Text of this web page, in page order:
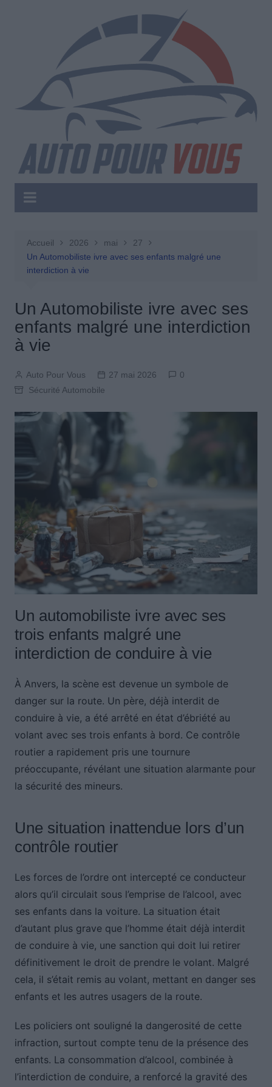
Accueil 2026 mai
27
Un Automobiliste ivre avec ses enfants malgré une
interdiction à vie
Un Automobiliste ivre avec ses
enfants malgré une interdiction
à vie
Auto Pour Vous 27 mai 2026
0
Sécurité Automobile
Un automobiliste ivre avec ses
trois enfants malgré une
interdiction de conduire à vie
À Anvers, la scène est devenue un symbole de
danger sur la route. Un père, déjà interdit de
conduire à vie, a été arrêté en état d’ébriété au
volant avec ses trois enfants à bord. Ce contrôle
routier a rapidement pris une tournure
préoccupante, révélant une situation alarmante pour
la sécurité des mineurs.
Une situation inattendue lors d’un
contrôle routier
Les forces de l’ordre ont intercepté ce conducteur
alors qu’il circulait sous l’emprise de l’alcool, avec
ses enfants dans la voiture. La situation était
d’autant plus grave que l’homme était déjà interdit
de conduire à vie, une sanction qui doit lui retirer
définitivement le droit de prendre le volant. Malgré
cela, il s’était remis au volant, mettant en danger ses
enfants et les autres usagers de la route.
Les policiers ont souligné la dangerosité de cette
infraction, surtout compte tenu de la présence des
enfants. La consommation d’alcool, combinée à
l’interdiction de conduire, a renforcé la gravité des